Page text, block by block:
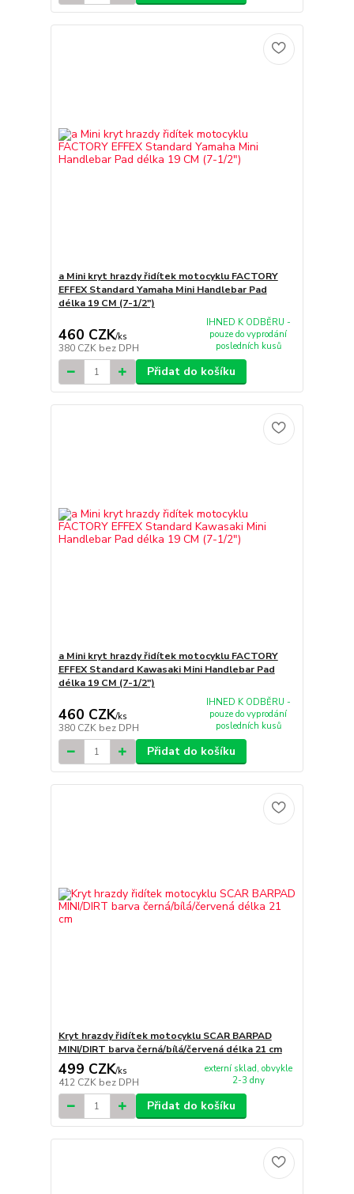
a Mini kryt hrazdy řidítek motocyklu FACTORY
EFFEX Standard Yamaha Mini Handlebar Pad
délka 19 CM (7-1/2")
460 CZK/ks
380 CZK bez DPH
IHNED K ODBĚRU -
pouze do vyprodání
posledních kusů
Přidat do košíku
a Mini kryt hrazdy řidítek motocyklu FACTORY
EFFEX Standard Kawasaki Mini Handlebar Pad
délka 19 CM (7-1/2")
460 CZK/ks
380 CZK bez DPH
IHNED K ODBĚRU -
pouze do vyprodání
posledních kusů
Přidat do košíku
Kryt hrazdy řidítek motocyklu SCAR BARPAD
MINI/DIRT barva černá/bílá/červená délka 21 cm
499 CZK/ks
412 CZK bez DPH
externí sklad, obvykle
2-3 dny
Přidat do košíku